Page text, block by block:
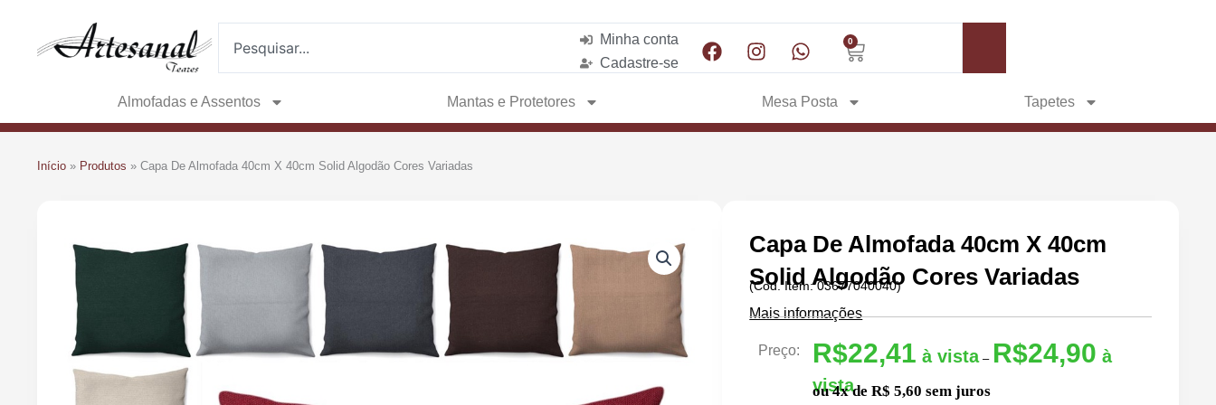
Minha conta
Cadastre-se
FacebookInstagram
Whatsapp
0
Carrinho
Almofadas e Assentos Mantas e Protetores Mesa Posta Tapetes
Início» Produtos » Capa De Almofada 40cm X 40cm Solid Algodão Cores Variadas
Capa De Almofada 40cm X 40cm
Solid Algodão Cores Variadas
(Cod. Item: 03677040040)
Mais informações
Preço: R$22,41 – R$24,90
Faixa
preço:
ou 4x de R$ 5,60 sem juros